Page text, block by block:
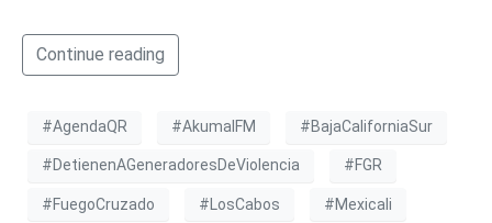
Continue reading
#AgendaQR #AkumalFM #BajaCaliforniaSur
#DetienenAGeneradoresDeViolencia #FGR
#FuegoCruzado #LosCabos #Mexicali